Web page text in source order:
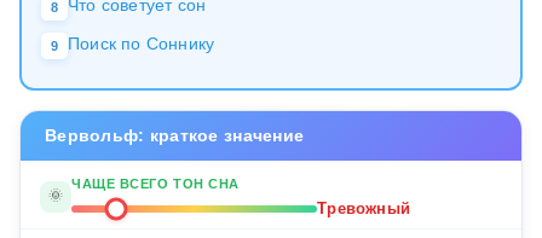
8 Что советует сон
9 Поиск по Соннику
Вервольф: краткое значение
🌞
ЧАЩЕ ВСЕГО ТОН СНА
Тревожный